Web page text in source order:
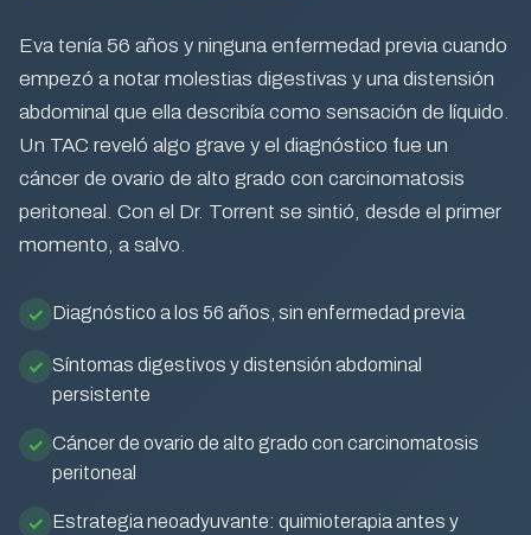
Eva tenía 56 años y ninguna enfermedad previa cuando
empezó a notar molestias digestivas y una distensión
abdominal que ella describía como sensación de líquido.
Un TAC reveló algo grave y el diagnóstico fue un
cáncer de ovario de alto grado con carcinomatosis
peritoneal. Con el Dr. Torrent se sintió, desde el primer
momento, a salvo.
Diagnóstico a los 56 años, sin enfermedad previa
Síntomas digestivos y distensión abdominal
persistente
Cáncer de ovario de alto grado con carcinomatosis
peritoneal
Estrategia neoadyuvante: quimioterapia antes y